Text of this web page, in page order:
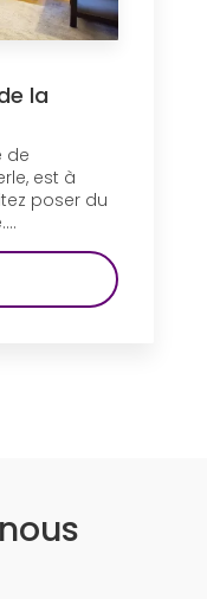
la
de
est à
poser du